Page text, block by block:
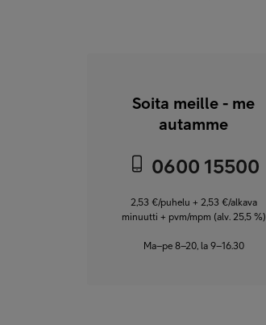
Soita meille - me
autamme
0600 15500
2,53 €/puhelu + 2,53 €/alkava
minuutti + pvm/mpm (alv. 25,5 %)
Ma–pe 8–20, la 9–16.30